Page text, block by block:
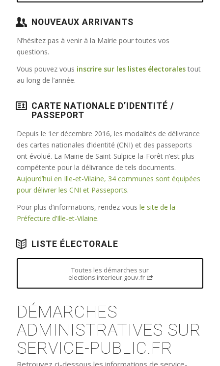
NOUVEAUX ARRIVANTS
N’hésitez pas à venir à la Mairie pour toutes vos
questions.
Vous pouvez vous inscrire sur les listes électoralestout
au long de l’année.
CARTE NATIONALE D’IDENTITÉ /
PASSEPORT
Depuis le 1er décembre 2016, les modalités de délivrance
des cartes nationales d’identité (CNI) et des passeports
ont évolué. La Mairie de Saint-Sulpice-la-Forêt n’est plus
compétente pour la délivrance de tels documents.
Aujourd’hui en Ille-et-Vilaine, 34 communes sont équipées
pour délivrer les CNI et Passeports.
Pour plus d’informations, rendez-vous le site de la
Préfecture d’Ille-et-Vilaine.
LISTE ÉLECTORALE
Toutes les démarches sur
elections.interieur.gouv.fr
DÉMARCHES
ADMINISTRATIVES SUR
SERVICE-PUBLIC.FR
Retrouvez ci-dessous les informations de service-